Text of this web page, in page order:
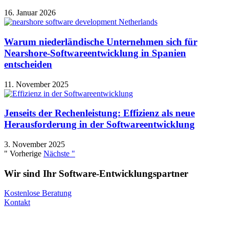
16. Januar 2026
Warum niederländische Unternehmen sich für
Nearshore-Softwareentwicklung in Spanien
entscheiden
11. November 2025
Jenseits der Rechenleistung: Effizienz als neue
Herausforderung in der Softwareentwicklung
3. November 2025
" Vorherige Nächste "
Wir sind Ihr Software-Entwicklungspartner
Kostenlose Beratung
Kontakt